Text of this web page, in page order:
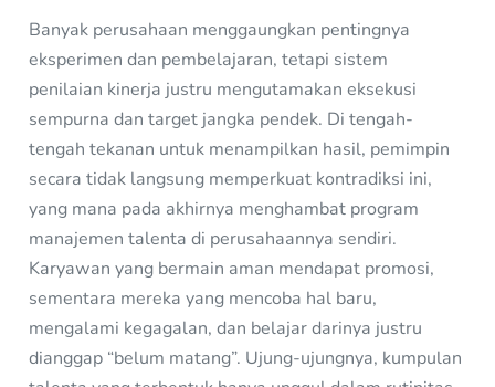
Banyak perusahaan menggaungkan pentingnya
eksperimen dan pembelajaran, tetapi sistem
penilaian kinerja justru mengutamakan eksekusi
sempurna dan target jangka pendek. Di tengah-
tengah tekanan untuk menampilkan hasil, pemimpin
secara tidak langsung memperkuat kontradiksi ini,
yang mana pada akhirnya menghambat program
manajemen talenta di perusahaannya sendiri.
Karyawan yang bermain aman mendapat promosi,
sementara mereka yang mencoba hal baru,
mengalami kegagalan, dan belajar darinya justru
dianggap “belum matang”. Ujung-ujungnya, kumpulan